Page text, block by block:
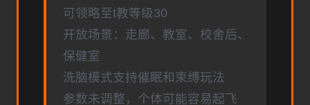
可领略至t教等级30
开放场景：走廊、教室、校舍后、
保健室
洗脑模式支持催眠和束缚玩法
参数未调整，个体可能容易起飞